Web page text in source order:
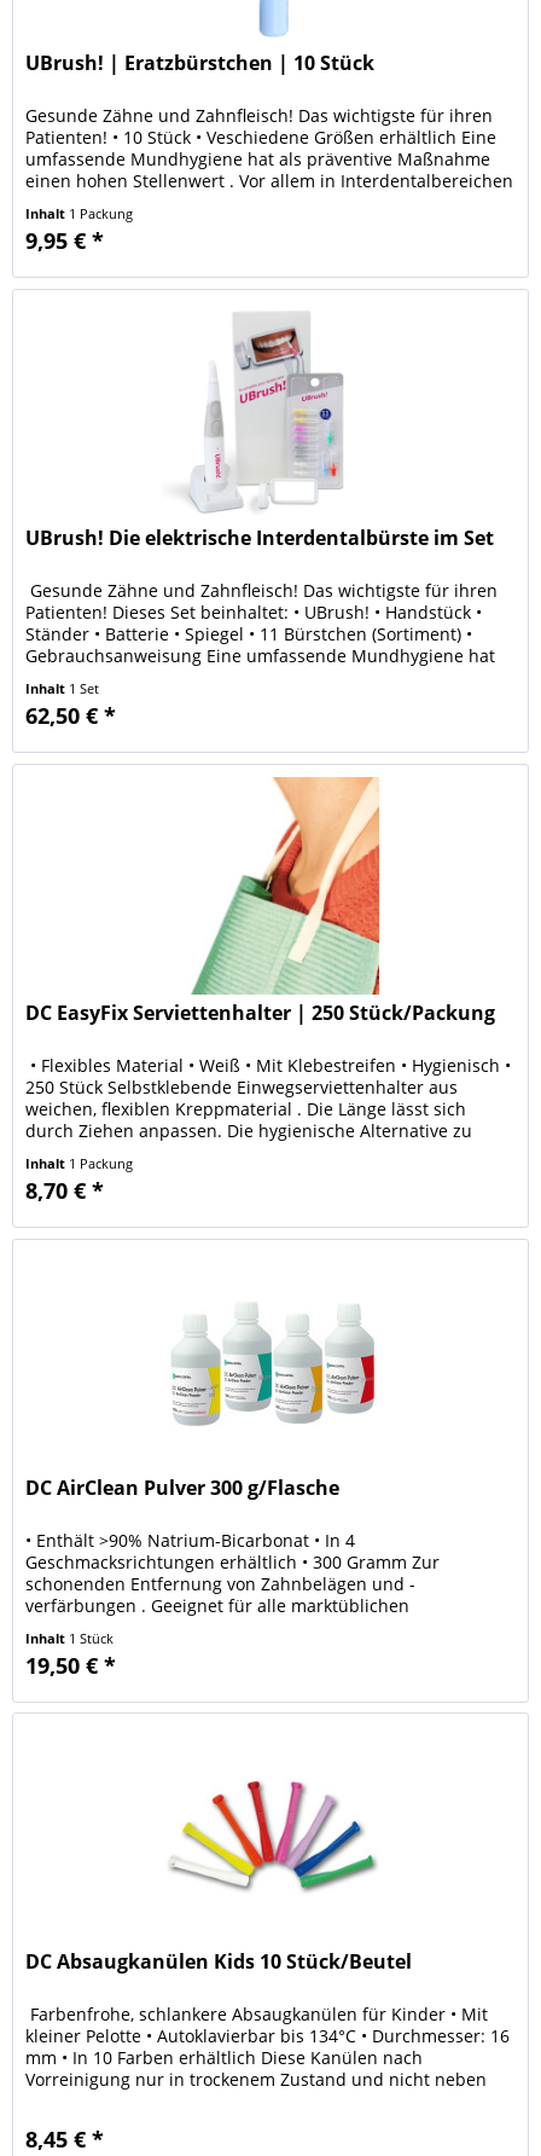
UBrush! | Eratzbürstchen | 10 Stück
Gesunde Zähne und Zahnfleisch! Das wichtigste für ihren
Patienten! • 10 Stück • Veschiedene Größen erhältlich Eine
umfassende Mundhygiene hat als präventive Maßnahme
einen hohen Stellenwert . Vor allem in Interdentalbereichen
Inhalt 1 Packung
9,95 € *
UBrush! Die elektrische Interdentalbürste im Set
Gesunde Zähne und Zahnfleisch! Das wichtigste für ihren
Patienten! Dieses Set beinhaltet: • UBrush! • Handstück •
Ständer • Batterie • Spiegel • 11 Bürstchen (Sortiment) •
Gebrauchsanweisung Eine umfassende Mundhygiene hat
Inhalt 1 Set
62,50 € *
DC EasyFix Serviettenhalter | 250 Stück/Packung
• Flexibles Material • Weiß • Mit Klebestreifen • Hygienisch •
250 Stück Selbstklebende Einwegserviettenhalter aus
weichen, flexiblen Kreppmaterial . Die Länge lässt sich
durch Ziehen anpassen. Die hygienische Alternative zu
Inhalt 1 Packung
8,70 € *
DC AirClean Pulver 300 g/Flasche
• Enthält >90% Natrium-Bicarbonat • In 4
Geschmacksrichtungen erhältlich • 300 Gramm Zur
schonenden Entfernung von Zahnbelägen und -
verfärbungen . Geeignet für alle marktüblichen
Inhalt 1 Stück
19,50 € *
DC Absaugkanülen Kids 10 Stück/Beutel
Farbenfrohe, schlankere Absaugkanülen für Kinder • Mit
kleiner Pelotte • Autoklavierbar bis 134°C • Durchmesser: 16
mm • In 10 Farben erhältlich Diese Kanülen nach
Vorreinigung nur in trockenem Zustand und nicht neben
8,45 € *